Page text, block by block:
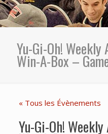
Yu-Gi-Oh! Weekly
Win-A-Box –
« Tous les Évènements
Yu-Gi-Oh!